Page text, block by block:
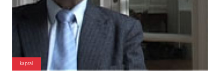
kapral